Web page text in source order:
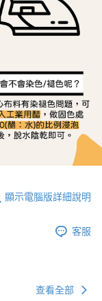
顯示電腦版詳細說明
客服
查看全部